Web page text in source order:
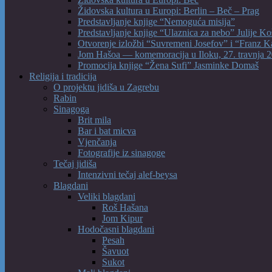
Židovska kultura u Europi: Berlin – Beč – Prag
Predstavljanje knjige “Nemoguća misija”
Predstavljanje knjige “Ulaznica za nebo” Julije
Otvorenje izložbi “Suvremeni Josefov” i “Franz
Jom Hašoa — komemoracija u Iloku, 27. travnja
Promocija knjige “Žena Sufi” Jasminke Domaš
Religija i tradicija
O projektu jidiša u Zagrebu
Rabin
Sinagoga
Brit mila
Bar i bat micva
Vjenčanja
Fotografije iz sinagoge
Tečaj jidiša
Intenzivni tečaj alef-beysa
Blagdani
Veliki blagdani
Roš Hašana
Jom Kipur
Hodočasni blagdani
Pesah
Šavuot
Sukot